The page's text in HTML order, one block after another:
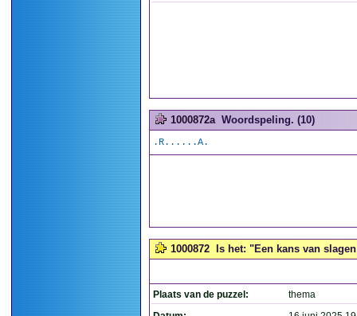
1000872a Woordspeling. (10)
.R......A.
1000872 Is het: "Een kans van
Plaats van de puzzel:
thema